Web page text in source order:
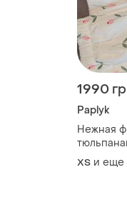
1990
Paplyk
Нежная
ХS и еще